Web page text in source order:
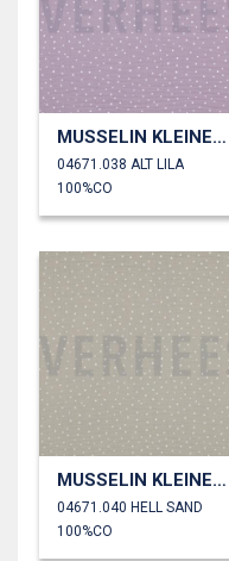
MUSSELIN KLEINE PUNKTE
04671.038 ALT LILA
100%CO
MUSSELIN KLEINE PUNKTE
04671.040 HELL SAND
100%CO